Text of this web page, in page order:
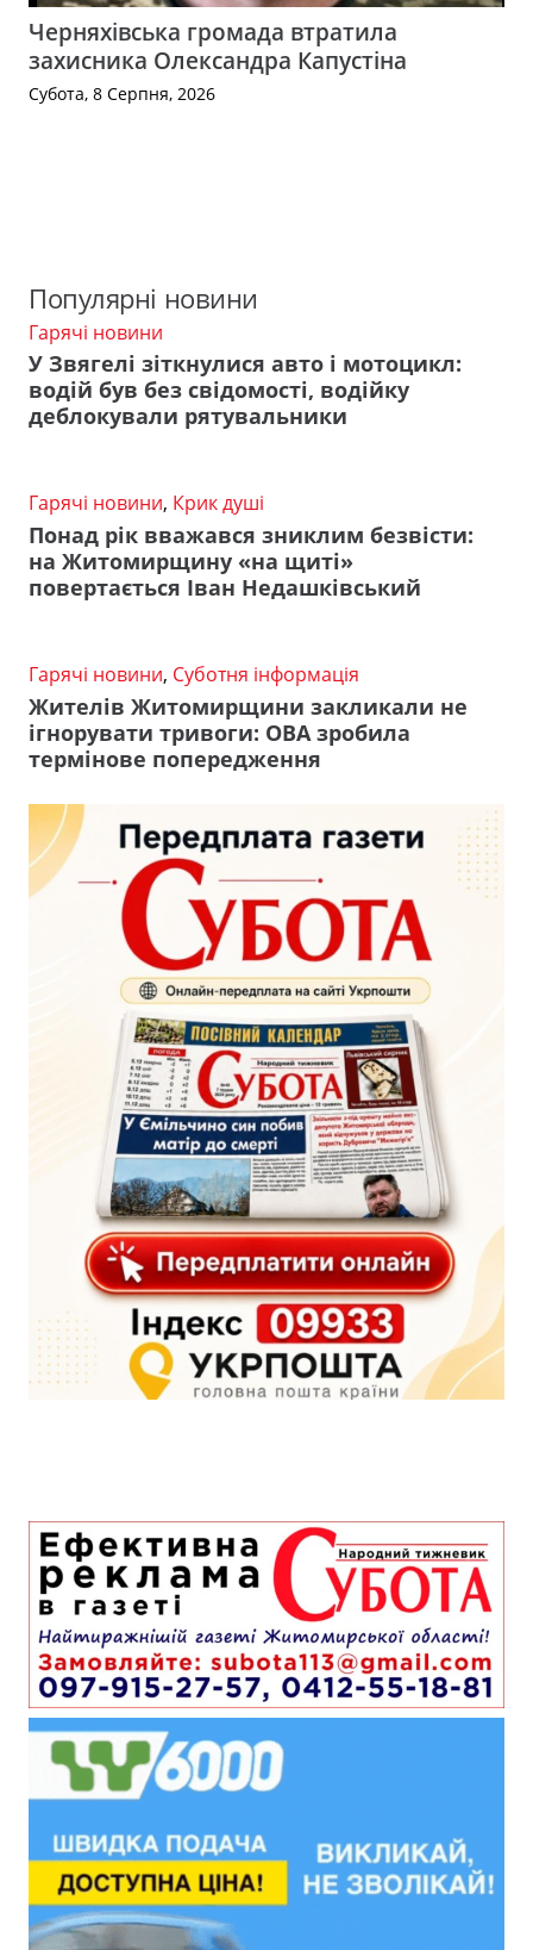
Черняхівська громада втратила
захисника Олександра Капустіна
Субота, 8 Серпня, 2026
Популярні новини
Гарячі новини
У Звягелі зіткнулися авто і мотоцикл:
водій був без свідомості, водійку
деблокували рятувальники
Гарячі новини, Крик душі
Понад рік вважався зниклим безвісти:
на Житомирщину «на щиті»
повертається Іван Недашківський
Гарячі новини, Суботня інформація
Жителів Житомирщини закликали не
ігнорувати тривоги: ОВА зробила
термінове попередження